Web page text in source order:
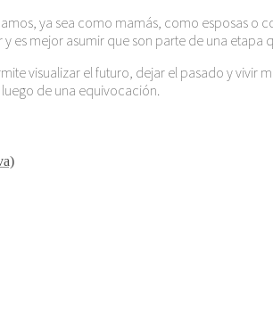
ya sea como mamás, como esposas o
mejor asumir que son parte de una etapa
visualizar el futuro, dejar el pasado y vivir
de una equivocación.